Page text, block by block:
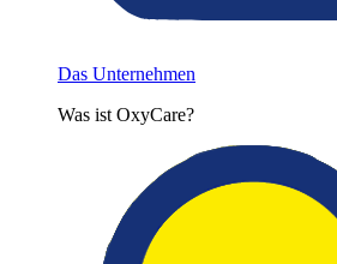
Das Unternehmen
Was ist OxyCare?